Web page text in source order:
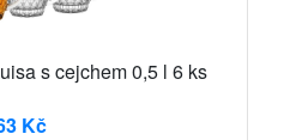
s cejchem 0,5 l 6 ks
Kč